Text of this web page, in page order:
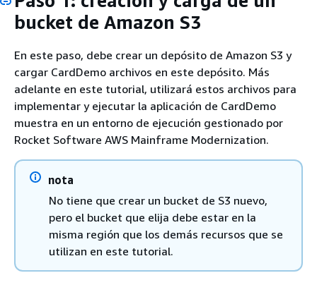
bucket de Amazon S3
En este paso, debe crear un depósito de Amazon S3 y
cargar CardDemo archivos en este depósito. Más
adelante en este tutorial, utilizará estos archivos para
implementar y ejecutar la aplicación de CardDemo
muestra en un entorno de ejecución gestionado por
Rocket Software AWS Mainframe Modernization.
nota
No tiene que crear un bucket de S3 nuevo,
pero el bucket que elija debe estar en la
misma región que los demás recursos que se
utilizan en este tutorial.